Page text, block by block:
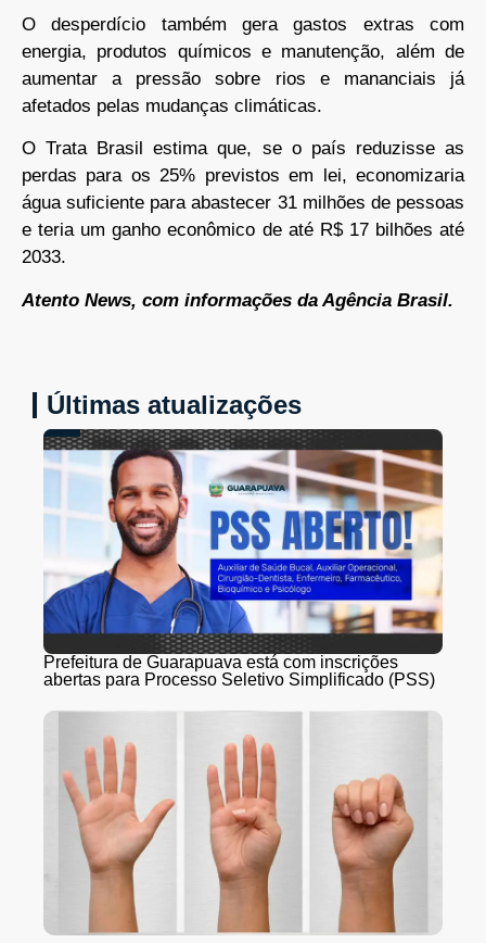
O desperdício também gera gastos extras com
energia, produtos químicos e manutenção, além de
aumentar a pressão sobre rios e mananciais já
afetados pelas mudanças climáticas.
O Trata Brasil estima que, se o país reduzisse as
perdas para os 25% previstos em lei, economizaria
água suficiente para abastecer 31 milhões de pessoas
e teria um ganho econômico de até R$ 17 bilhões até
2033.
Atento News, com informações da Agência Brasil.
Últimas atualizações
Prefeitura de Guarapuava está com inscrições
abertas para Processo Seletivo Simplificado (PSS)